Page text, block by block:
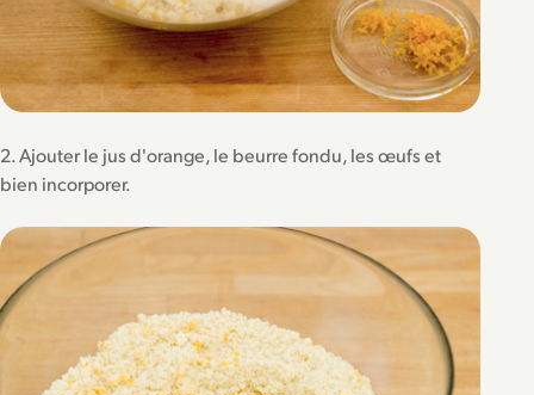
2. Ajouter le jus d'orange, le beurre fondu, les œufs et
bien incorporer.